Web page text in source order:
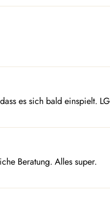
es sich bald einspielt. LG
Beratung. Alles super.